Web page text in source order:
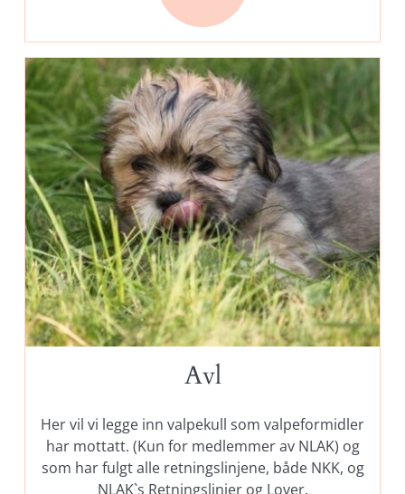
Avl
Her vil vi legge inn valpekull som valpeformidler
har mottatt. (Kun for medlemmer av NLAK) og
som har fulgt alle retningslinjene, både NKK, og
NLAK`s Retningslinjer og Lover.